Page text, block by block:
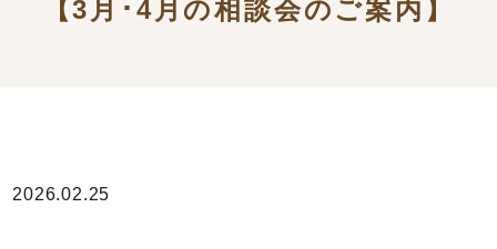
【3月･4月の相談会のご案内】
2026.02.25